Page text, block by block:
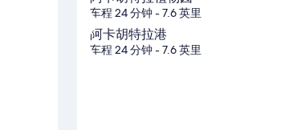
车程 24 分钟- 7.6 英里
阿卡胡特拉港
车程 24 分钟- 7.6 英里